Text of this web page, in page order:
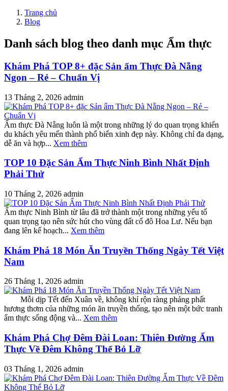
Trang chủ
Blog
Danh sách blog theo danh mục Ẩm thực
Khám Phá TOP 8+ đặc Sản ẩm Thực Đà Nẵng
Ngon – Rẻ – Chuẩn Vị
13 Tháng 2, 2026 admin
Ẩm thực Đà Nẵng luôn là một trong những lý do quan trọng khiến
du khách yêu mến thành phố biển xinh đẹp này. Không chỉ đa dạng,
dễ ăn và hợp... Xem thêm
TOP 10 Đặc Sản Ẩm Thực Ninh Bình Nhất Định
Phải Thử
10 Tháng 2, 2026 admin
Ẩm thực Ninh Bình từ lâu đã trở thành một trong những yếu tố
quan trọng tạo nên sức hút cho vùng đất cố đô Hoa Lư. Nếu bạn
đang lên kế hoạch... Xem thêm
Khám Phá 18 Món Ăn Truyền Thống Ngày Tết Việt
Nam
26 Tháng 1, 2026 admin
Mỗi dịp Tết đến Xuân về, không khí rộn ràng phảng phất
hương thơm của những món ăn truyền thống, tạo nên một bức tranh
ẩm thực sống động và... Xem thêm
Khám Phá Chợ Đêm Đài Loan: Thiên Đường Ẩm
Thực Về Đêm Không Thể Bỏ Lỡ
03 Tháng 1, 2026 admin